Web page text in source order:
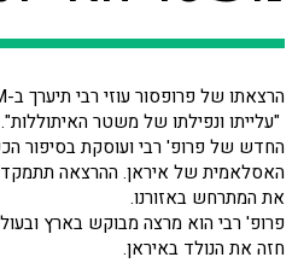
הרצאתו של פרופסור עוזי רבי תיערך ב-ZOOM ביום שני 9.3.26
"עלייתו ונפילתו של משטר
החדש של פרופ' רבי ועוסקת בסיפור
האסלאמית של איראן. ההרצאה תתמקד
את המתרחש באזורנו.
פרופ' רבי הוא מרצה מבוקש בארץ
חזה את הנולד באיראן.